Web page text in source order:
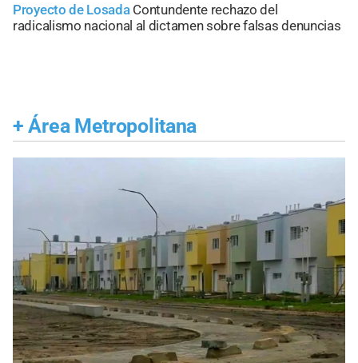
Proyecto de Losada Contundente rechazo del
radicalismo nacional al dictamen sobre falsas denuncias
+ Área Metropolitana